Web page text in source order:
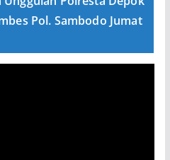
Pol. Sambodo Jumat